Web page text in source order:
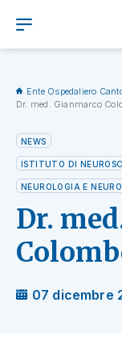
Ente Ospedaliero
Dr. med. Gianmarco
NEWS
ISTITUTO DI
NEUROLOGIA E
Dr.
07 dicembre